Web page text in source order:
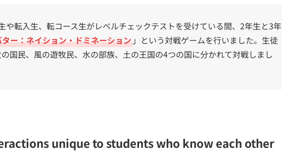
や転入生、転コース生がレベルチェックテストを受けている間、2年生と3年
ター：ネイション・ドミネーション 」という対戦ゲームを行いました。生徒
国民、風の遊牧民、水の部族、土の王国の4つの国に分かれて対戦しまし
unique to students who know each other